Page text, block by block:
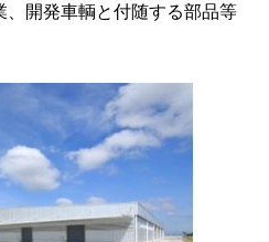
開発車輌と付随する部品等